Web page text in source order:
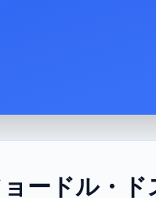
ードル・